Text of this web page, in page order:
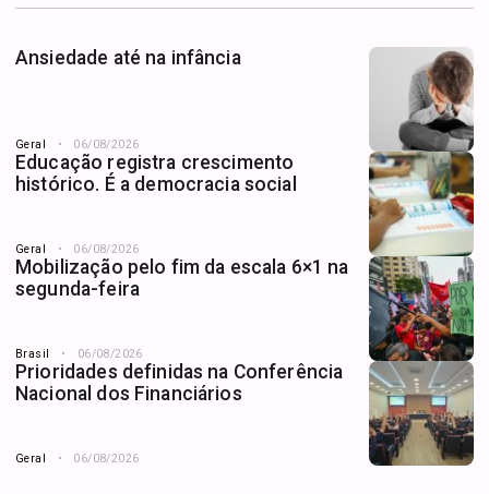
Ansiedade até na infância
Geral 06/08/2026
Educação registra crescimento
histórico. É a democracia social
Geral 06/08/2026
Mobilização pelo fim da escala 6×1 na
segunda-feira
Brasil 06/08/2026
Prioridades definidas na Conferência
Nacional dos Financiários
Geral 06/08/2026